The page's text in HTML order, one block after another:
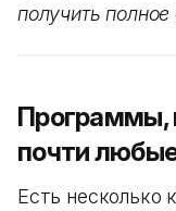
получить
Программы,
почти
Есть несколько